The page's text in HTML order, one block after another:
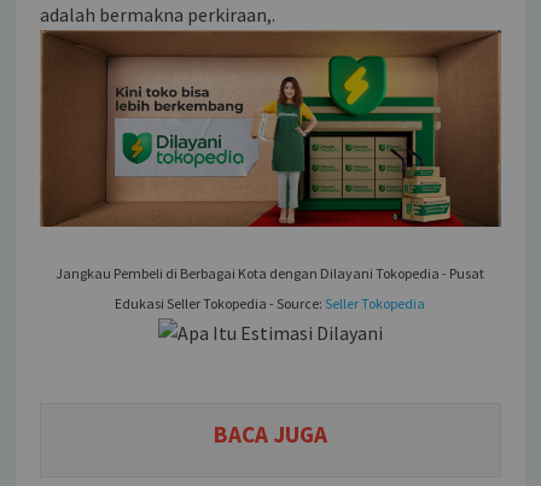
adalah bermakna perkiraan,.
Jangkau Pembeli di Berbagai Kota dengan Dilayani Tokopedia - Pusat
Edukasi Seller Tokopedia - Source: Seller Tokopedia
BACA JUGA